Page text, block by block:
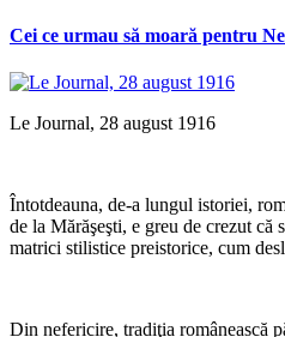
Cei ce urmau să moară pentru
Le Journal, 28 august 1916
Întotdeauna, de-a lungul istoriei,
de la Mărăşeşti, e greu de crezut
matrici stilistice preistorice, cum
Din nefericire, tradiţia românească